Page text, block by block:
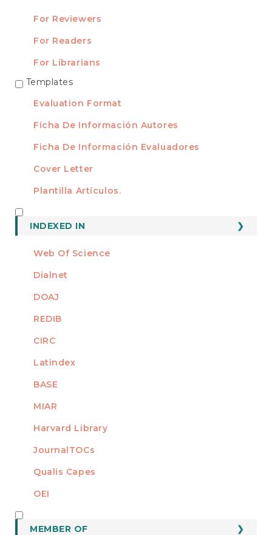
For Reviewers
For Readers
For Librarians
TEMPLATES
Templates
Evaluation Format
Ficha De Información Autores
Ficha De Información Evaluadores
Cover Letter
Plantilla Artículos.
INDEXED IN
Web Of Science
Dialnet
DOAJ
REDIB
CIRC
Latindex
BASE
MIAR
Harvard Library
JournalTOCs
Qualis Capes
OEI
MEMBER OF